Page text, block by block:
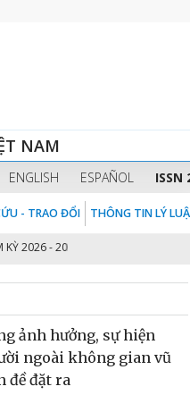
NAM
ENGLISH ESPAÑOL ISSN
- TRAO ĐỔI THÔNG TIN LÝ
2026 - 2031
ảnh hưởng, sự hiện
ngoài không gian vũ
đề đặt ra